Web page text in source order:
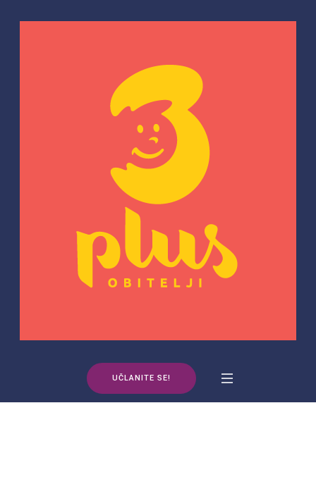
UČLANITE SE!